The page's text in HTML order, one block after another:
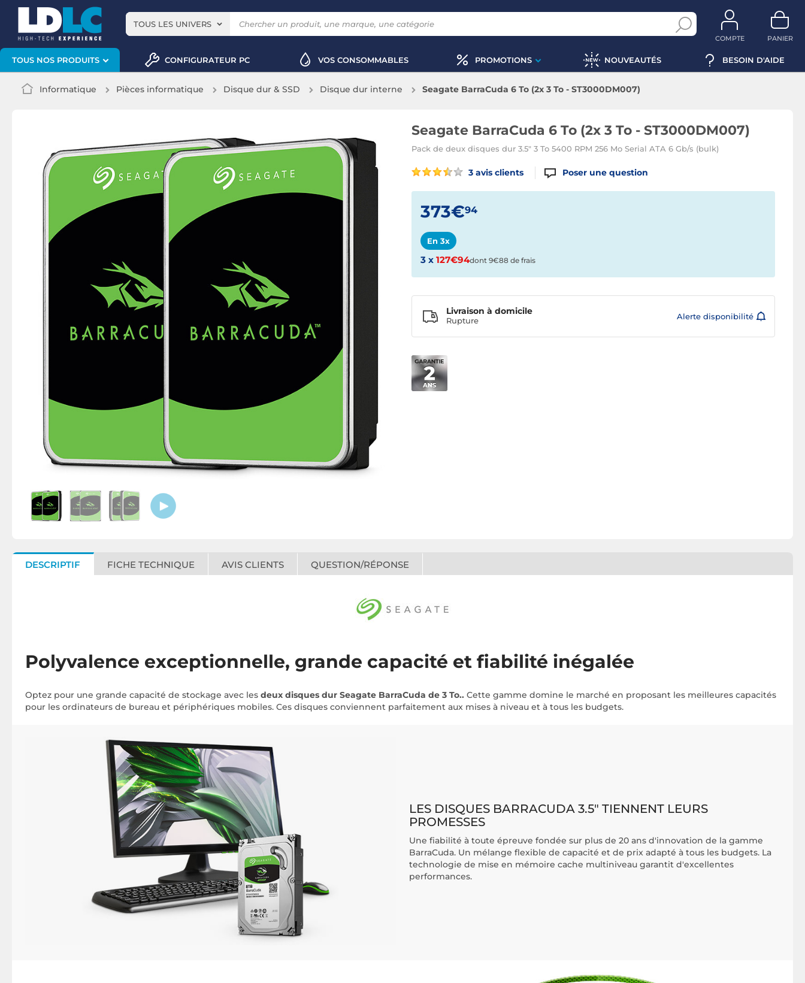
TOUS LES UNIVERS
COMPTE PANIER
TOUS NOS PRODUITS CONFIGURATEUR PC VOS CONSOMMABLES PROMOTIONS NOUVEAUTÉS BESOIN D'AIDE
Informatique Pièces informatique Disque dur & SSD Disque dur interne Seagate BarraCuda 6 To (2x 3 To - ST3000DM007)
Seagate BarraCuda 6 To (2x 3 To - ST3000DM007)
Pack de deux disques dur 3.5" 3 To 5400 RPM 256 Mo Serial ATA 6 Gb/s (bulk)
3 avis clients Poser une question
373€94
En 3x
3 x 127€94dont 9€88 de frais
Livraison à domicile
Rupture Alerte disponibilité
DESCRIPTIF FICHE TECHNIQUE AVIS CLIENTS QUESTION/RÉPONSE
Polyvalence exceptionnelle, grande capacité et fiabilité inégalée
Optez pour une grande capacité de stockage avec les deux disques dur Seagate BarraCuda de 3 To.. Cette gamme domine le marché en proposant les meilleures capacités
pour les ordinateurs de bureau et périphériques mobiles. Ces disques conviennent parfaitement aux mises à niveau et à tous les budgets.
LES DISQUES BARRACUDA 3.5" TIENNENT LEURS
PROMESSES
Une fiabilité à toute épreuve fondée sur plus de 20 ans d'innovation de la gamme
BarraCuda. Un mélange flexible de capacité et de prix adapté à tous les budgets. La
technologie de mise en mémoire cache multiniveau garantit d'excellentes
performances.